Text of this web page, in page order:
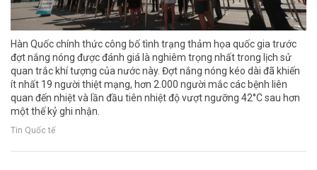
Hàn Quốc chính thức công bố tình trạng thảm họa quốc gia trước
đợt nắng nóng được đánh giá là nghiêm trọng nhất trong lịch sử
quan trắc khí tượng của nước này. Đợt nắng nóng kéo dài đã khiến
ít nhất 19 người thiệt mạng, hơn 2.000 người mắc các bệnh liên
quan đến nhiệt và lần đầu tiên nhiệt độ vượt ngưỡng 42°C sau hơn
một thế kỷ ghi nhận.
Tin Quốc tế